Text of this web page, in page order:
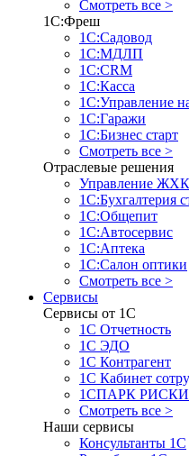
Смотреть все >
1С:Фреш
1С:Садовод
1С:МДЛП
1С:CRM
1С:Касса
1С:Управление
1С:Гаражи
1С:Бизнес старт
Смотреть все >
Отраслевые решения
Управление
1С:Бухгалтерия
1С:Общепит
1С:Автосервис
1С:Аптека
1С:Салон оптики
Смотреть все >
Сервисы
Сервисы от 1С
1С Отчетность
1С ЭДО
1С Контрагент
1С Кабинет
1СПАРК РИСКИ
Смотреть все >
Наши сервисы
Консультанты 1С